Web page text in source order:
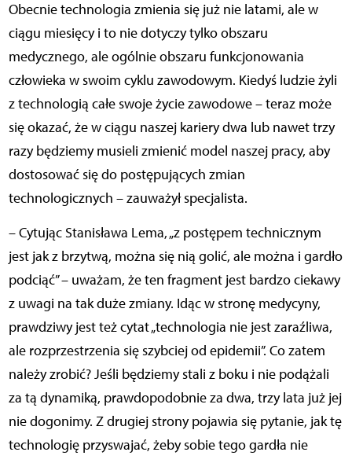
Obecnie technologia zmienia się już nie latami, ale w
ciągu miesięcy i to nie dotyczy tylko obszaru
medycznego, ale ogólnie obszaru funkcjonowania
człowieka w swoim cyklu zawodowym. Kiedyś ludzie żyli
z technologią całe swoje życie zawodowe – teraz może
się okazać, że w ciągu naszej kariery dwa lub nawet trzy
razy będziemy musieli zmienić model naszej pracy, aby
dostosować się do postępujących zmian
technologicznych – zauważył specjalista.
– Cytując Stanisława Lema, „z postępem technicznym
jest jak z brzytwą, można się nią golić, ale można i gardło
podciąć” – uważam, że ten fragment jest bardzo ciekawy
z uwagi na tak duże zmiany. Idąc w stronę medycyny,
prawdziwy jest też cytat „technologia nie jest zaraźliwa,
ale rozprzestrzenia się szybciej od epidemii”. Co zatem
należy zrobić? Jeśli będziemy stali z boku i nie podążali
za tą dynamiką, prawdopodobnie za dwa, trzy lata już jej
nie dogonimy. Z drugiej strony pojawia się pytanie, jak tę
technologię przyswajać, żeby sobie tego gardła nie